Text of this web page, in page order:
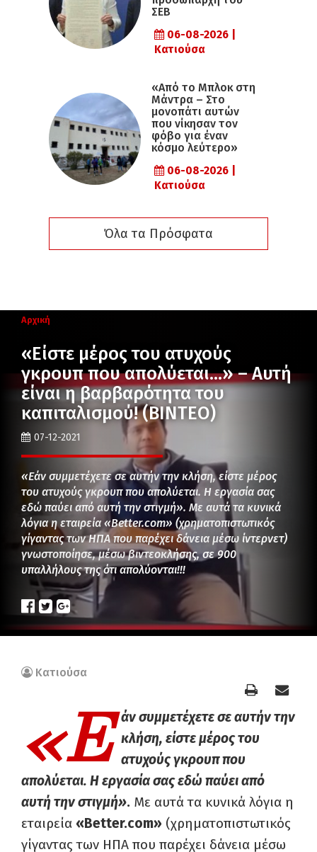
ΣΕΒ
06-08-2026 |
Κατιούσα
«Από το Μπλοκ στη
Μάντρα – Στο
μονοπάτι αυτών
που νίκησαν τον
φόβο για έναν
κόσμο λεύτερο»
06-08-2026 |
Κατιούσα
Όλα τα Πρόσφατα
Αρχική
«Είστε μέρος του ατυχούς
γκρουπ που απολύεται…» – Αυτή
είναι η βαρβαρότητα του
καπιταλισμού! (ΒΙΝΤΕΟ)
07-12-2021
«Εάν συμμετέχετε σε αυτήν την κλήση, είστε μέρος
του ατυχούς γκρουπ που απολύεται. Η εργασία σας
εδώ παύει από αυτή την στιγμή». Με αυτά τα κυνικά
λόγια η εταιρεία «Better.com» (χρηματοπιστωτικός
γίγαντας των ΗΠΑ που παρέχει δάνεια μέσω ίντερνετ)
γνωστοποίησε, μέσω βιντεοκλήσης, σε 900
υπαλλήλους της ότι απολύονται!!!
Κατιούσα
«Ε
άν συμμετέχετε σε αυτήν την
κλήση, είστε μέρος του
ατυχούς γκρουπ που
απολύεται. Η εργασία σας εδώ παύει από
αυτή την στιγμή». Με αυτά τα κυνικά λόγια η
εταιρεία «Better.com» (χρηματοπιστωτικός
γίγαντας των ΗΠΑ που παρέχει δάνεια μέσω